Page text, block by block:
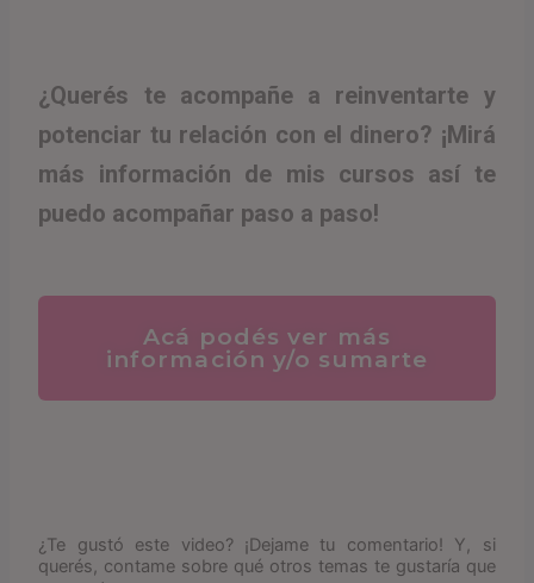
¿Querés te acompañe a reinventarte y
potenciar tu relación con el dinero? ¡Mirá
más información de mis cursos así te
puedo acompañar paso a paso!
Acá podés ver más
información y/o sumarte
¿Te gustó este video? ¡Dejame tu comentario! Y, si
querés, contame sobre qué otros temas te gustaría que